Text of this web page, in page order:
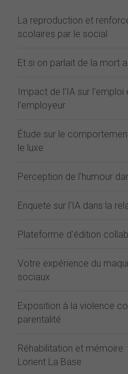
La reproduction et
scolaires par le social
Et si on parlait de la mort
Impact de l'IA sur
l'employeur
Étude sur le
le luxe
Perception de l'humour
Enquete sur l'IA dans la
Plateforme d'édition
Votre expérience du
sociaux
Exposition à la violence
parentalité
Réhabilitation et
Lorient La Base